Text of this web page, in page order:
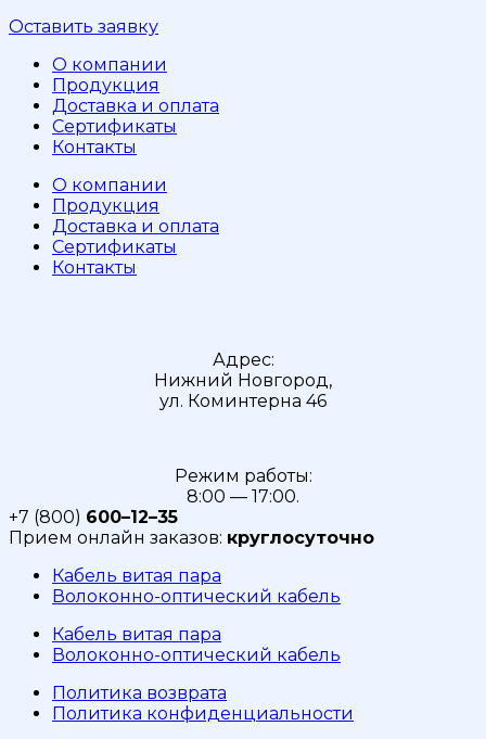
Оставить заявку
О компании
Продукция
Доставка и оплата
Сертификаты
Контакты
О компании
Продукция
Доставка и оплата
Сертификаты
Контакты
Адрес:
Нижний Новгород,
ул. Коминтерна 46
Режим работы:
8:00 — 17:00.
+7 (800) 600–12–35
Прием онлайн заказов: круглосуточно
Кабель витая пара
Волоконно-оптический кабель
Кабель витая пара
Волоконно-оптический кабель
Политика возврата
Политика конфиденциальности